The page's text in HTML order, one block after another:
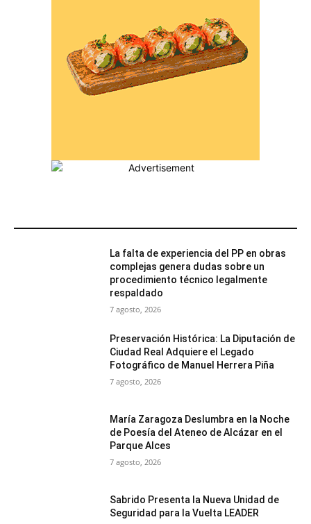
La falta de experiencia del PP en obras
complejas genera dudas sobre un
procedimiento técnico legalmente
respaldado
7 agosto, 2026
Preservación Histórica: La Diputación de
Ciudad Real Adquiere el Legado
Fotográfico de Manuel Herrera Piña
7 agosto, 2026
María Zaragoza Deslumbra en la Noche
de Poesía del Ateneo de Alcázar en el
Parque Alces
7 agosto, 2026
Sabrido Presenta la Nueva Unidad de
Seguridad para la Vuelta LEADER